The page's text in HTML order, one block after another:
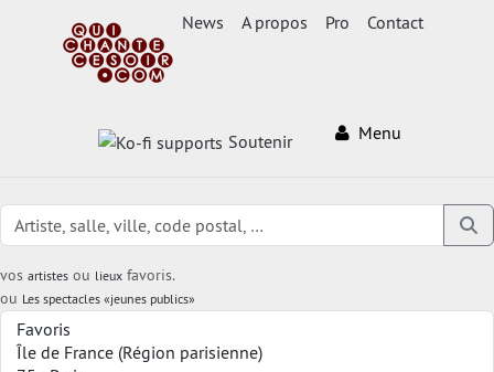
News A propos Pro Contact
Soutenir Menu
vos artistes ou lieux favoris.
ou Les spectacles «jeunes publics»